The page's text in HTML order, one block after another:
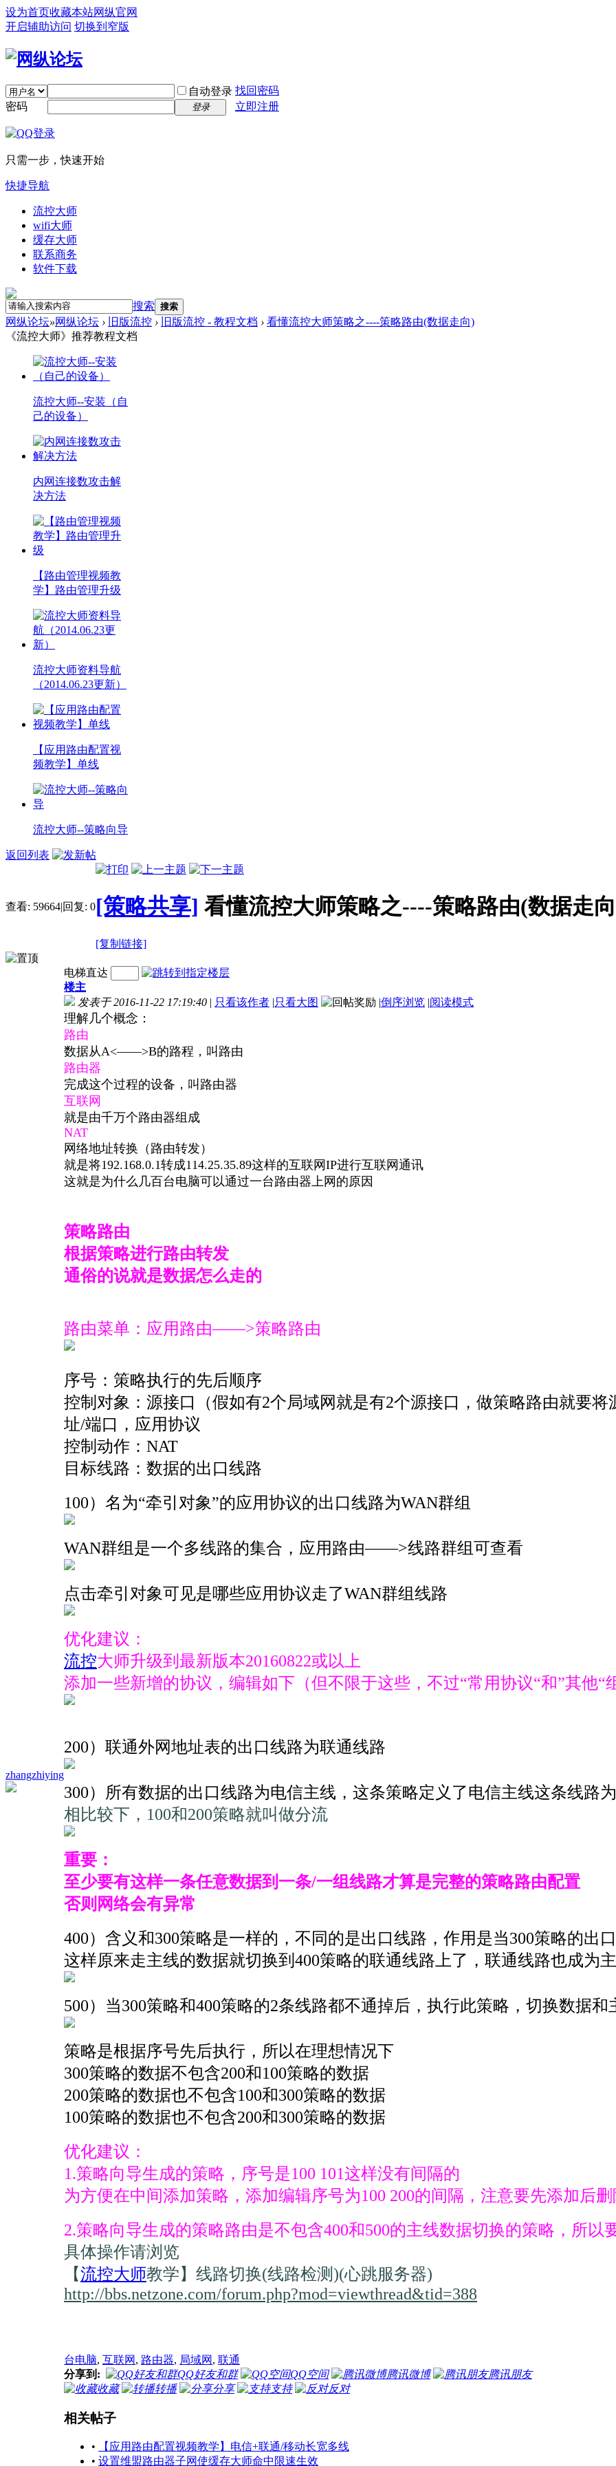
设为首页收藏本站网纵官网
开启辅助访问 切换到窄版
自动登录 找回密码
密码
登录 立即注册
只需一步，快速开始
快捷导航
流控大师
wifi大师
缓存大师
联系商务
软件下载
搜索 搜索
网纵论坛»网纵论坛 › 旧版流控 › 旧版流控 - 教程文档 › 看懂流控大师策略之----策略路由(数据走向)
《流控大师》推荐教程文档
流控大师--安装（自
己的设备）
内网连接数攻击解
决方法
【路由管理视频教
学】路由管理升级
流控大师资料导航
（2014.06.23更新）
【应用路由配置视
频教学】单线
流控大师--策略向导
返回列表
查看: 59664|回复: 0[策略共享] 看懂流控大师策略之----策略路由(数据走
[复制链接]
zhangzhiying
电梯直达
楼主
发表于 2016-11-22 17:19:40 | 只看该作者 |只看大图 |倒序浏览 |阅读模式
理解几个概念：
路由
数据从A<——>B的路程，叫路由
路由器
完成这个过程的设备，叫路由器
互联网
就是由千万个路由器组成
NAT
网络地址转换（路由转发）
就是将192.168.0.1转成114.25.35.89这样的互联网IP进行互联网通讯
这就是为什么几百台电脑可以通过一台路由器上网的原因
策略路由
根据策略进行路由转发
通俗的说就是数据怎么走的
路由菜单：应用路由——>策略路由
序号：策略执行的先后顺序
控制对象：源接口（假如有2个局域网就是有2个源接口，做策略路由就要
址/端口，应用协议
控制动作：NAT
目标线路：数据的出口线路
100）名为“牵引对象”的应用协议的出口线路为WAN群组
WAN群组是一个多线路的集合，应用路由——>线路群组可查看
点击牵引对象可见是哪些应用协议走了WAN群组线路
优化建议：
流控大师升级到最新版本20160822或以上
添加一些新增的协议，编辑如下（但不限于这些，不过“常用协议“和”其他
200）联通外网地址表的出口线路为联通线路
300）所有数据的出口线路为电信主线，这条策略定义了电信主线这条线路
相比较下，100和200策略就叫做分流
重要：
至少要有这样一条任意数据到一条/一组线路才算是完整的策略路由配置
否则网络会有异常
400）含义和300策略是一样的，不同的是出口线路，作用是当300策略的出
这样原来走主线的数据就切换到400策略的联通线路上了，联通线路也成为
500）当300策略和400策略的2条线路都不通掉后，执行此策略，切换数据和
策略是根据序号先后执行，所以在理想情况下
300策略的数据不包含200和100策略的数据
200策略的数据也不包含100和300策略的数据
100策略的数据也不包含200和300策略的数据
优化建议：
1.策略向导生成的策略，序号是100 101这样没有间隔的
为方便在中间添加策略，添加编辑序号为100 200的间隔，注意要先添加后
2.策略向导生成的策略路由是不包含400和500的主线数据切换的策略，所以
具体操作请浏览
【流控大师教学】线路切换(线路检测)(心跳服务器)
http://bbs.netzone.com/forum.php?mod=viewthread&tid=388
台电脑, 互联网 , 路由器, 局域网 , 联通
分享到:
QQ好友和群 QQ空间 腾讯微博
腾讯朋友
收藏
转播 分享 支持 反对
相关帖子
•
【应用路由配置视频教学】电信+联通/移动长宽多线
• 设置维盟路由器子网使缓存大师命中限速生效